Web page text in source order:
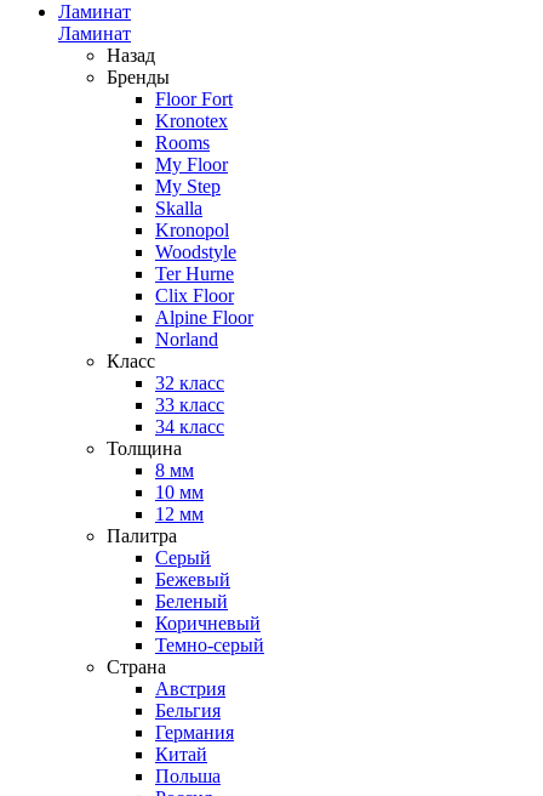
Ламинат
Ламинат
Назад
Бренды
Floor Fort
Kronotex
Rooms
My Floor
My Step
Skalla
Kronopol
Woodstyle
Ter Hurne
Clix Floor
Alpine Floor
Norland
Класс
32 класс
33 класс
34 класс
Толщина
8 мм
10 мм
12 мм
Палитра
Серый
Бежевый
Беленый
Коричневый
Темно-серый
Страна
Австрия
Бельгия
Германия
Китай
Польша